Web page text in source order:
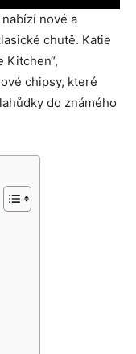
nové a
chutě. Katie
Kitchen“,
chipsy, které
do známého